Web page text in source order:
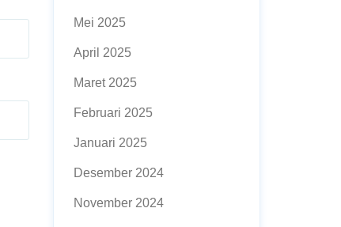
Mei 2025
April 2025
Maret 2025
Februari 2025
Januari 2025
Desember 2024
November 2024